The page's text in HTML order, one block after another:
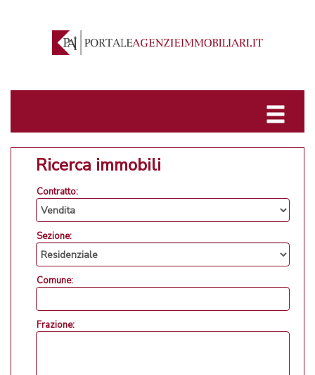
Ricerca immobili
Contratto:
Sezione:
Comune:
Frazione: